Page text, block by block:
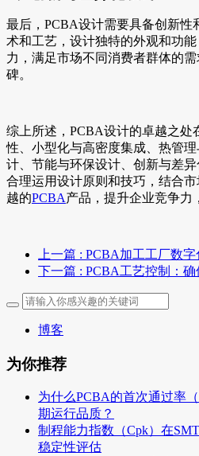
最后，PCBA设计需要具备创新性
术和工艺，设计独特的外观和功
力，满足市场不同消费者群体的
碑。
综上所述，PCBA设计的卓越之处
性、小型化与高密度集成、热管
计、节能与环保设计、创新与差
合理运用设计原则和技巧，结合
越的PCBA产品，提升企业竞争力
上一篇 : PCBA加工工厂数
下一篇 : PCBA工艺控制：
博客
为你推荐
为什么PCBA的首次通过率
期运行品质？
制程能力指数（Cpk）在
稳定性评估